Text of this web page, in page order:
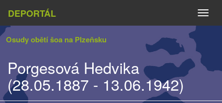
DEPORTÁL
Osudy obětí šoa na Plzeňsku
Porgesová Hedvika
(28.05.1887 - 13.06.1942)